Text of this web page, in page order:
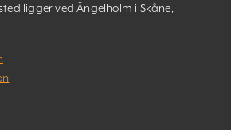
ligger ved Ängelholm i Skåne,